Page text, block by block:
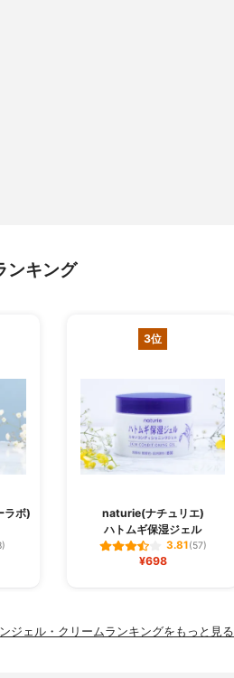
ンキング
ラボ)
3位
naturie(ナチュリエ)
ハトムギ保湿ジェル
3.81(57)
¥698
ジェル・クリームランキングをもっと見る